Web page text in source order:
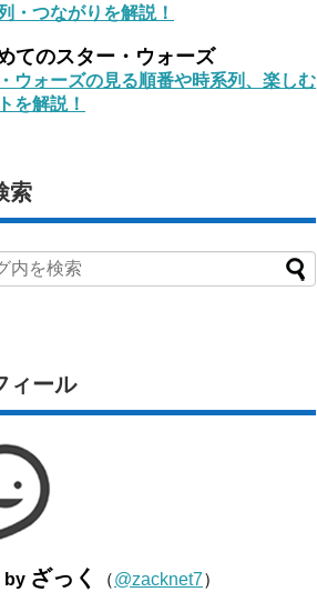
・つながりを解説！
てのスター・ウォーズ
ウォーズの見る順番や時系列、楽しむ
を解説！
索
ィール
by ざっく （@zacknet7）